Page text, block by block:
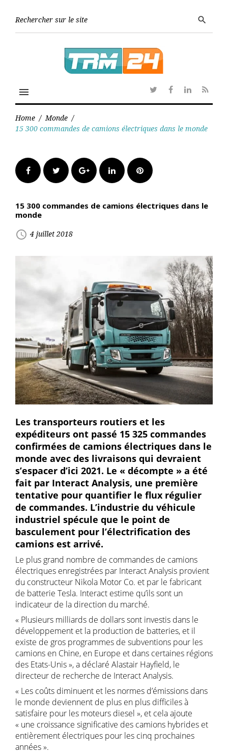
search
menu
TwitterFacebook
Linkedin
RSS
Home / Monde /
15 300 commandes de camions électriques dans le monde
FacebookTwitter Google+LinkedInPinterest
15 300 commandes de camions électriques dans le
monde
access_time 4 juillet 2018
Les transporteurs routiers et les
expéditeurs ont passé 15 325 commandes
confirmées de camions électriques dans le
monde avec des livraisons qui devraient
s’espacer d’ici 2021. Le « décompte » a été
fait par Interact Analysis, une première
tentative pour quantifier le flux régulier
de commandes. L’industrie du véhicule
industriel spécule que le point de
basculement pour l’électrification des
camions est arrivé.
Le plus grand nombre de commandes de camions
électriques enregistrées par Interact Analysis provient
du constructeur Nikola Motor Co. et par le fabricant
de batterie Tesla. Interact estime qu’ils sont un
indicateur de la direction du marché.
« Plusieurs milliards de dollars sont investis dans le
développement et la production de batteries, et il
existe de gros programmes de subventions pour les
camions en Chine, en Europe et dans certaines régions
des Etats-Unis », a déclaré Alastair Hayfield, le
directeur de recherche de Interact Analysis.
« Les coûts diminuent et les normes d’émissions dans
le monde deviennent de plus en plus difficiles à
satisfaire pour les moteurs diesel », et cela ajoute
« une croissance significative des camions hybrides et
entièrement électriques pour les cinq prochaines
années ».